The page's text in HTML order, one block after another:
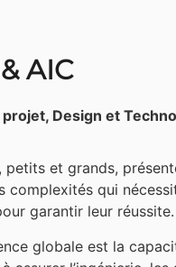
AIC
Design et
petits et grands,
complexités qui
garantir leur réussite.
globale est la